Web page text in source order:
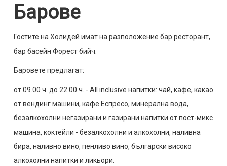
Барове
Гостите на Холидей имат на разположение бар ресторант,
бар басейн Форест бийч.
Баровете предлагат:
от 09.00 ч. до 22.00 ч. - All inclusive напитки: чай, кафе, какао
от вендинг машини, кафе Еспресо, минерална вода,
безалкохолни негазирани и газирани напитки от пост-микс
машина, коктейли - безалкохолни и алкохолни, наливна
бира, наливно вино, пенливо вино, български високо
алкохолни напитки и ликьори.